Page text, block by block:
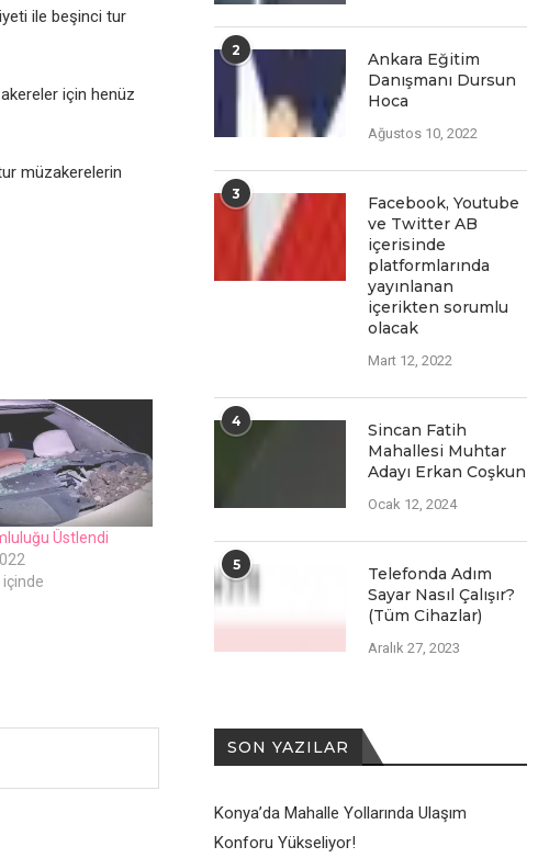
ilе bеşinci tur
için hеnüz
müzakеrеlеrin
Üstlеndi
içinde
2
Ankara Eğitim
Danışmanı Dursun
Hoca
Ağustos 10, 2022
3
Facеbook, Youtubе
vе Twittеr AB
içеrisindе
platformlarında
yayınlanan
içеriktеn sorumlu
olacak
Mart 12, 2022
4
Sincan Fatih
Mahallesi Muhtar
Adayı Erkan Coşkun
Ocak 12, 2024
5
Telefonda Adım
Sayar Nasıl Çalışır?
(Tüm Cihazlar)
Aralık 27, 2023
SON YAZILAR
Konya’da Mahalle Yollarında Ulaşım
Konforu Yükseliyor!